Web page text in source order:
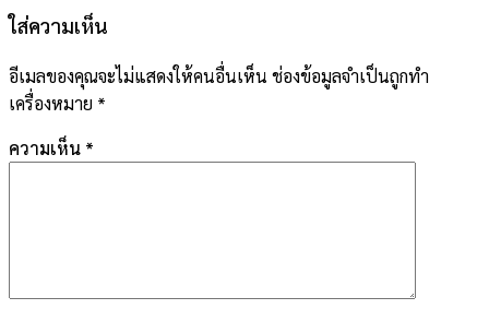
ใส่ความเห็น
อีเมลของคุณจะไม่แสดงให้คนอื่นเห็น ช่องข้อมูลจำเป็นถูกทำ
เครื่องหมาย *
ความเห็น *